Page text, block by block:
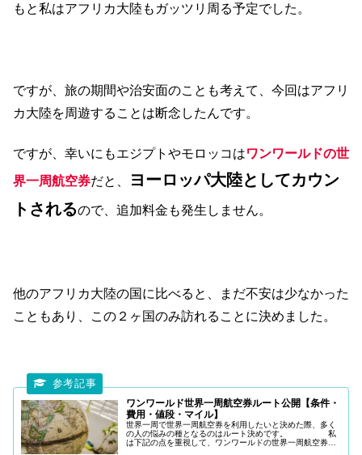
もと私はアフリカ大陸もガッツリ周る予定でした。
ですが、旅の期間や治安面のことも考えて、今回はアフリ
カ大陸を周遊することは断念したんです。
ですが、幸いにもエジプトやモロッコはワンワールドの世
界一周航空券だと、
ヨーロッパ大陸としてカウン
トされるので、追加料金も発生しません。
他のアフリカ大陸の国に比べると、まだ不安は少なかった
こともあり、この２ヶ国のみ訪れることに決めました。
ワンワールド世界一周航空券ルート公開【条件・
費用・値段・マイル】
世界一周で世界一周航空券を利用したいと決めた際、多く
の人の悩みの種となるのはルート決めです。 私
は下記の点を重視して、ワンワールドの世界一周航空券を